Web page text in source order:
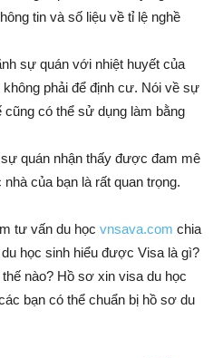
tin và số liệu về tỉ lệ nghề
sự quán với nhiệt huyết của
phải để định cư. Nói về sự
cũng có thể sử dụng làm bằng
quán nhận thấy được đam mê
của bạn là rất quan trọng.
tư vấn du học vnsava.com chia
học sinh hiểu được Visa là gì?
nào? Hồ sơ xin visa du học
bạn có thể chuẩn bị hồ sơ du